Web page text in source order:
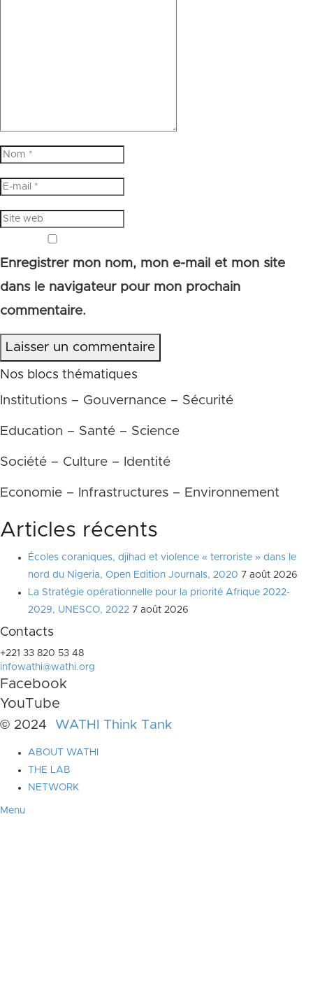
Enregistrer mon nom, mon e-mail et mon site
dans le navigateur pour mon prochain
commentaire.
Laisser un commentaire
Nos blocs thématiques
Institutions – Gouvernance – Sécurité
Education – Santé – Science
Société – Culture – Identité
Economie – Infrastructures – Environnement
Articles récents
Écoles coraniques, djihad et violence « terroriste » dans le
nord du Nigeria, Open Edition Journals, 2020 7 août 2026
La Stratégie opérationnelle pour la priorité Afrique 2022-
2029, UNESCO, 2022 7 août 2026
Contacts
+221 33 820 53 48
infowathi@wathi.org
Facebook
YouTube
© 2024 WATHI Think Tank
ABOUT WATHI
THE LAB
NETWORK
Menu